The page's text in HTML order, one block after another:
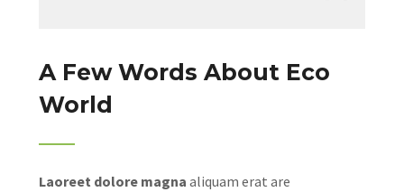
A Few Words About Eco
World
Laoreet dolore magna aliquam erat are